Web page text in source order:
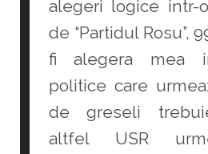
alegeri logice intr-
de “Partidul Rosu”,
fi alegera mea
politice care
de greseli
altfel USR